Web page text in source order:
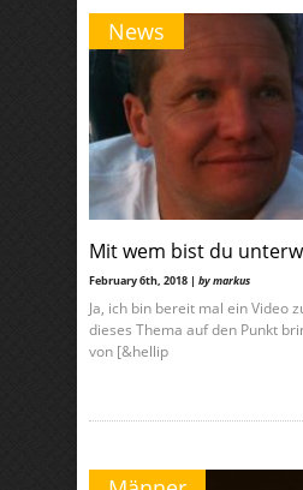
News
Mit wem bist du
February 6th, 2018 | by markus
Ja, ich bin bereit mal ein Video
dieses Thema auf den Punkt
von [&hellip